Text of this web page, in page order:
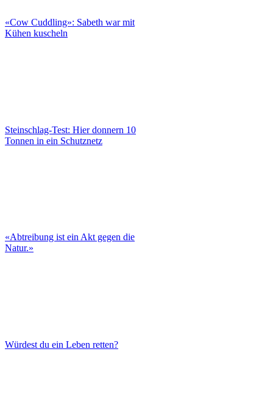
«Cow Cuddling»: Sabeth war mit
Kühen kuscheln
Steinschlag-Test: Hier donnern 10
Tonnen in ein Schutznetz
«Abtreibung ist ein Akt gegen die
Natur.»
Würdest du ein Leben retten?